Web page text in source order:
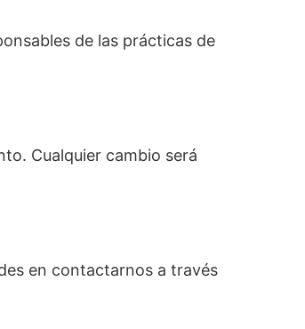
de las prácticas de
Cualquier cambio será
en contactarnos a través